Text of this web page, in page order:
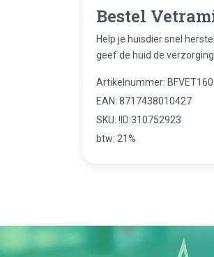
Bestel
Help je huisdier snel
geef de huid de
Artikelnummer:
EAN: 8717438010427
SKU: !ID:310752923
btw: 21%